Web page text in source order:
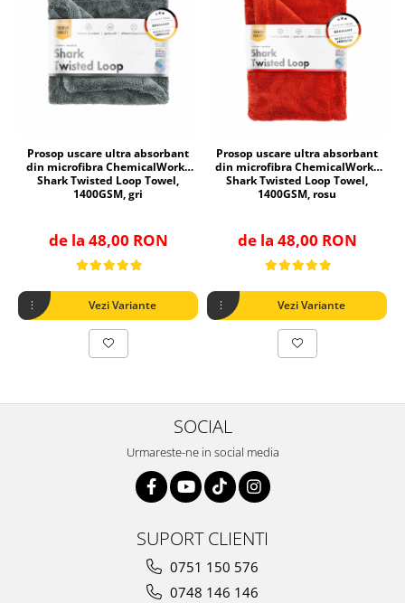
Prosop uscare ultra absorbant
din microfibra ChemicalWorkz
Shark Twisted Loop Towel,
1400GSM, gri
de la 48,00 RON
Vezi Variante
Prosop uscare ultra absorbant
din microfibra ChemicalWorkz
Shark Twisted Loop Towel,
1400GSM, rosu
de la 48,00 RON
Vezi Variante
SOCIAL
Urmareste-ne in social media
SUPORT CLIENTI
0751 150 576
0748 146 146